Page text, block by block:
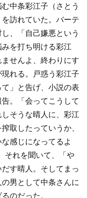
中条彩江子（さとう
訪れていた。バーテ
、「自己嫌悪という
を打ち明ける彩江
せんよ、終わりにす
れる。戸惑う彩江子
」と告げ、小説の表
。「会ってこうして
そうな晴人に、彩江
取したっていうか、
感じになってるよ
それを聞いて、「や
す晴人。そしてまっ
男として中条さんに
のだった。